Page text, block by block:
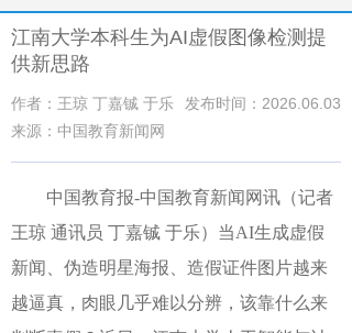
江南大学本科生为AI虚假图像检测提
供新思路
作者：王琼 丁嘉铖 于乐
发布时间：2026.06.03
来源：中国教育新闻网
中国教育报-中国教育新闻网讯（记者
王琼 通讯员 丁嘉铖 于乐） 当AI生成虚假
新闻、伪造明星海报、造假证件图片越来
越逼真，肉眼几乎难以分辨，该靠什么来